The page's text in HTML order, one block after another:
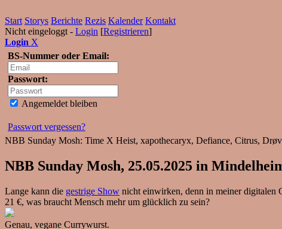
Start Storys Berichte Rezis Kalender Kontakt
Nicht eingeloggt - Login [Registrieren]
Login X
BS-Nummer oder Email:
Passwort:
Angemeldet bleiben
Passwort vergessen?
NBB Sunday Mosh: Time X Heist, xapothecaryx, Defiance, Citrus,
NBB Sunday Mosh, 25.05.2025 in
Lange kann die gestrige Show nicht einwirken, denn in meiner digitalen
21 €, was braucht Mensch mehr um glücklich zu sein?
Genau, vegane Currywurst.